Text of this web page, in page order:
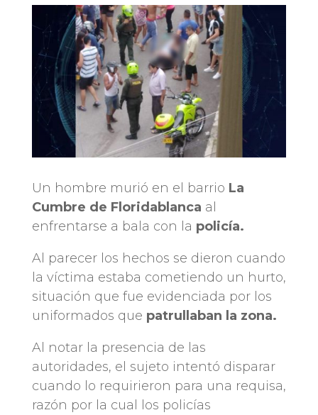
Un hombre murió en el barrio La
Cumbre de Floridablanca al
enfrentarse a bala con la policía.
Al parecer los hechos se dieron cuando
la víctima estaba cometiendo un hurto,
situación que fue evidenciada por los
uniformados que patrullaban la zona.
Al notar la presencia de las
autoridades, el sujeto intentó disparar
cuando lo requirieron para una requisa,
razón por la cual los policías